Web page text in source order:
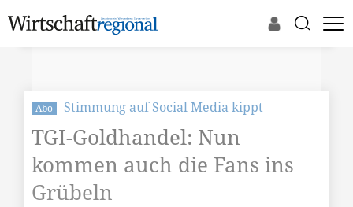
Abo Stimmung auf Social Media kippt
TGI-Goldhandel: Nun
kommen auch die Fans ins
Grübeln